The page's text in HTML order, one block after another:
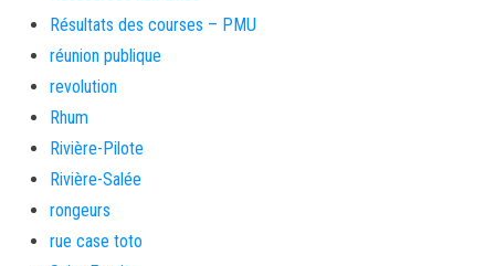
Résultats des courses – PMU
réunion publique
revolution
Rhum
Rivière-Pilote
Rivière-Salée
rongeurs
rue case toto